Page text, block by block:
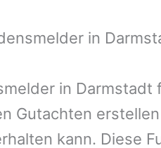
in
in
Gutachten
kann. Diese